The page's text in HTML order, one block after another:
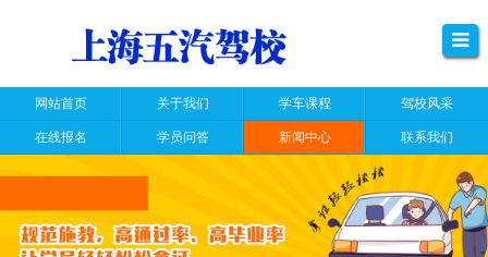
网站首页 关于我们 学车课程 驾校风采
在线报名 学员问答 新闻中心 联系我们